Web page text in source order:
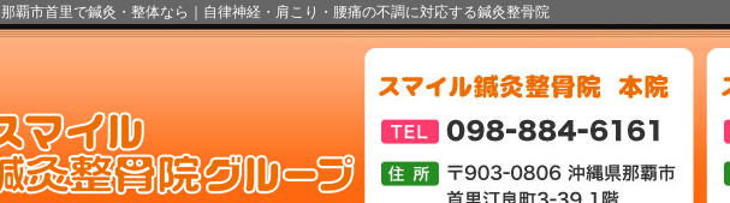
那覇市首里で鍼灸・整体なら｜自律神経・肩こり・腰痛の不調に対応する鍼灸整骨院